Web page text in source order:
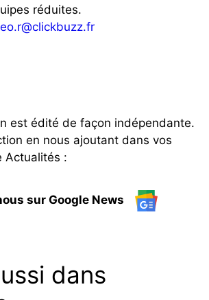
réduites.
est édité de façon indépendante.
en nous ajoutant dans vos
Actualités :
sur Google News
dans